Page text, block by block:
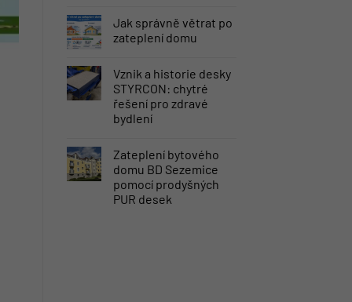
Jak správně větrat po
zateplení domu
Vznik a historie desky
STYRCON: chytré
řešení pro zdravé
bydlení
Zateplení bytového
domu BD Sezemice
pomocí prodyšných
PUR desek